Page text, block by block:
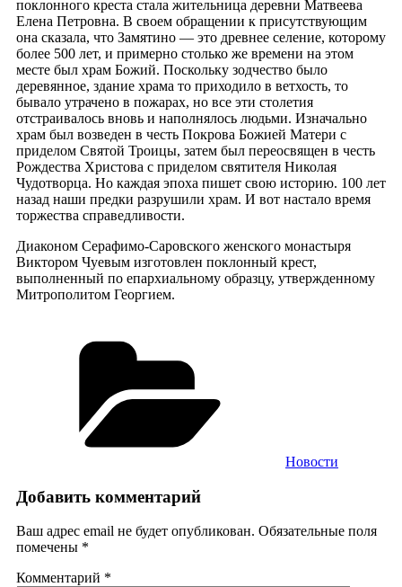
поклонного креста стала жительница деревни Матвеева
Елена Петровна. В своем обращении к присутствующим
она сказала, что Замятино — это древнее селение, которому
более 500 лет, и примерно столько же времени на этом
месте был храм Божий. Поскольку зодчество было
деревянное, здание храма то приходило в ветхость, то
бывало утрачено в пожарах, но все эти столетия
отстраивалось вновь и наполнялось людьми. Изначально
храм был возведен в честь Покрова Божией Матери с
приделом Святой Троицы, затем был переосвящен в честь
Рождества Христова с приделом святителя Николая
Чудотворца. Но каждая эпоха пишет свою историю. 100 лет
назад наши предки разрушили храм. И вот настало время
торжества справедливости.
Диаконом Серафимо-Саровского женского монастыря
Виктором Чуевым изготовлен поклонный крест,
выполненный по епархиальному образцу, утвержденному
Митрополитом Георгием.
Новости
Добавить комментарий
Ваш адрес email не будет опубликован. Обязательные поля
помечены *
Комментарий *